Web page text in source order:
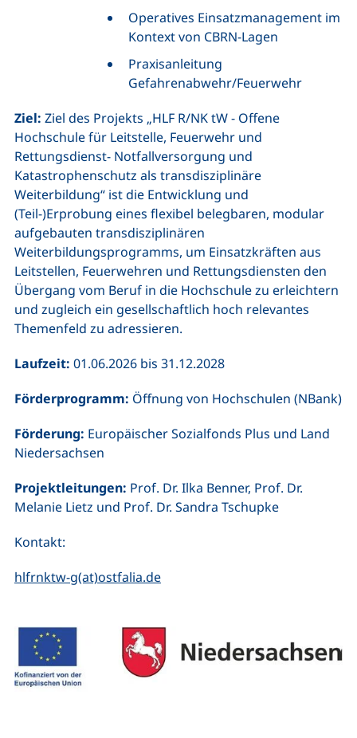
Operatives Einsatzmanagement im
Kontext von CBRN-Lagen
Praxisanleitung
Gefahrenabwehr/Feuerwehr
Ziel: Ziel des Projekts „HLF R/NK tW - Offene
Hochschule für Leitstelle, Feuerwehr und
Rettungsdienst- Notfallversorgung und
Katastrophenschutz als transdisziplinäre
Weiterbildung“ ist die Entwicklung und
(Teil-)Erprobung eines flexibel belegbaren, modular
aufgebauten transdisziplinären
Weiterbildungsprogramms, um Einsatzkräften aus
Leitstellen, Feuerwehren und Rettungsdiensten den
Übergang vom Beruf in die Hochschule zu erleichtern
und zugleich ein gesellschaftlich hoch relevantes
Themenfeld zu adressieren.
Laufzeit: 01.06.2026 bis 31.12.2028
Förderprogramm: Öffnung von Hochschulen (NBank)
Förderung: Europäischer Sozialfonds Plus und Land
Niedersachsen
Projektleitungen: Prof. Dr. Ilka Benner, Prof. Dr.
Melanie Lietz und Prof. Dr. Sandra Tschupke
Kontakt:
hlfrnktw-g(at)ostfalia.de(öffnet Ihr E-Mail-Programm)